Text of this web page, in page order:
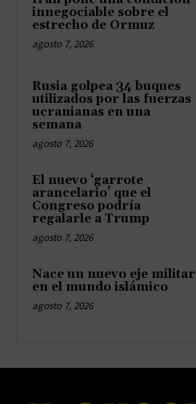
innegociable sobre el
estrecho de Ormuz
agosto 7, 2026
Rusia golpea 34 buques
utilizados por las fuerzas
ucranianas en una
semana
agosto 7, 2026
El nuevo ‘garrote
arancelario’ que el
Congreso podría
regalarle a Trump
agosto 7, 2026
Nace un nuevo eje militar
en el mundo islámico
agosto 7, 2026